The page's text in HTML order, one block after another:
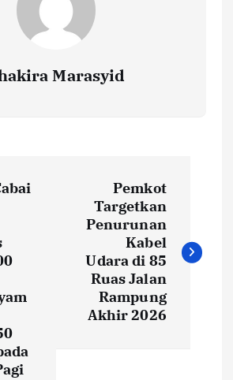
Marasyid
Pemkot
Targetkan
Penurunan
Kabel
Udara di 85
Ruas Jalan
Rampung
Akhir 2026